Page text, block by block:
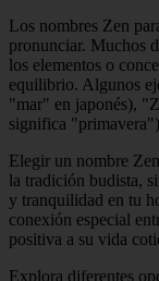
Los nombres Zen
pronunciar. Muchos
los elementos o
equilibrio. Algunos
"mar" en japonés),
significa
Elegir un nombre
la tradición budista,
y tranquilidad en tu
conexión especial
positiva a su vida
Explora diferentes